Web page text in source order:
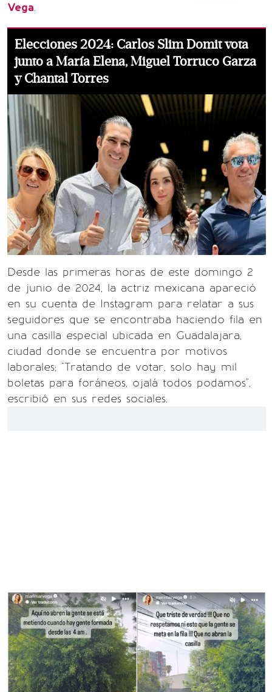
Vega.
Elecciones 2024: Carlos Slim Domit vota
junto a María Elena, Miguel Torruco Garza
y Chantal Torres
Desde las primeras horas de este domingo 2
de junio de 2024, la actriz mexicana apareció
en su cuenta de Instagram para relatar a sus
seguidores que se encontraba haciendo fila en
una casilla especial ubicada en Guadalajara,
ciudad donde se encuentra por motivos
laborales; "Tratando de votar, solo hay mil
boletas para foráneos, ojalá todos podamos",
escribió en sus redes sociales.